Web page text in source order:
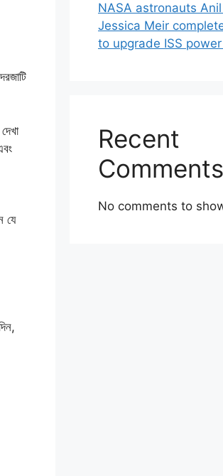
যে
NASA astronauts
Jessica Meir
to upgrade ISS
Recent
Comments
No comments to